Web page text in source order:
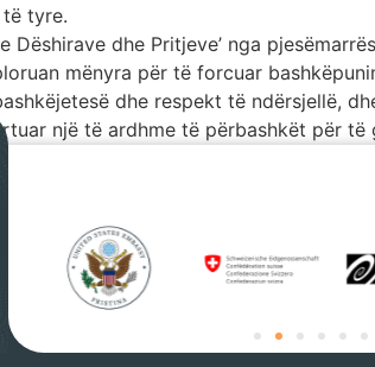
tyre.
Dëshirave dhe Pritjeve’ nga
mënyra për të forcuar
dhe respekt të ndërsjellë,
një të ardhme të përbashkët për